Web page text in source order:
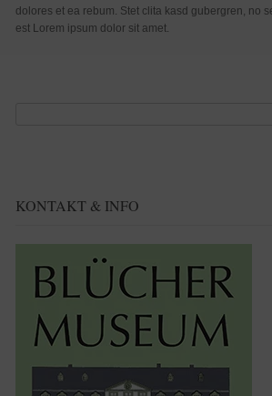
dolores et ea rebum. Stet clita kasd gubergren, no
est Lorem ipsum dolor sit amet.
KONTAKT & INFO